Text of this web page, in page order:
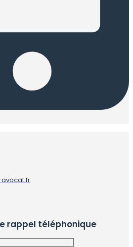
rappel téléphonique